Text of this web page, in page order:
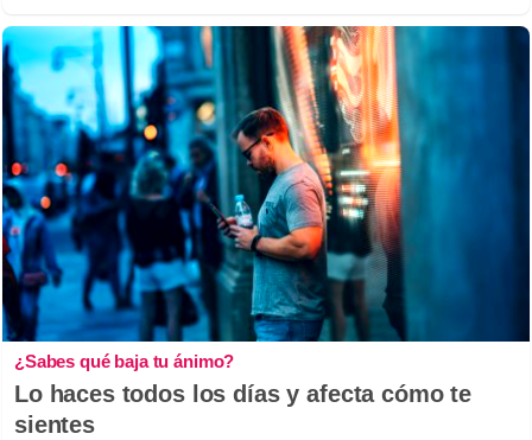
¿Sabes qué baja tu ánimo?
Lo haces todos los días y afecta cómo te
sientes